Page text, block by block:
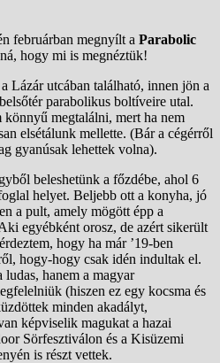
februárban megnyílt a Parabolic
hogy mi is megnéztük!
Lázár utcában található, innen jön a
parabolikus boltíveire utal.
megtalálni, mert ha nem
elsétálunk mellette. (Bár a cégérről
gyanúsak lehettek volna).
beleshetünk a főzdébe, ahol 6
helyet. Beljebb ott a konyha, jó
a pult, amely mögött épp a
egyébként orosz, de azért sikerült
hogy ha már ’19-ben
hogy-hogy csak idén indultak el.
hanem a magyar
(hiszen ez egy kocsma és
minden akadályt,
képviselik magukat a hazai
Sörfesztiválon és a Kisüzemi
is részt vettek.